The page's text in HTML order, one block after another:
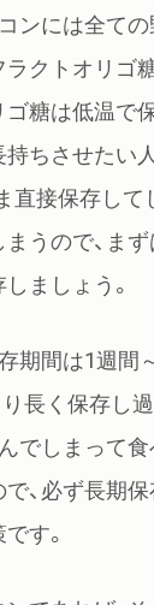
ンには全て
クトオリゴ
糖は低温で
ちさせたい
直接保存し
うので、ま
ましょう。
期間は1週間
長く保存し
でしまって
、必ず長期
す。